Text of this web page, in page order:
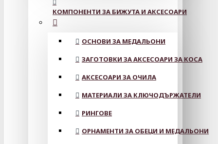
КОМПОНЕНТИ ЗА БИЖУТА И АКСЕСОАРИ
ОСНОВИ ЗА МЕДАЛЬОНИ
ЗАГОТОВКИ ЗА АКСЕСОАРИ ЗА КОСА
АКСЕСОАРИ ЗА ОЧИЛА
МАТЕРИАЛИ ЗА КЛЮЧОДЪРЖАТЕЛИ
РИНГОВЕ
ОРНАМЕНТИ ЗА ОБЕЦИ И МЕДАЛЬОНИ